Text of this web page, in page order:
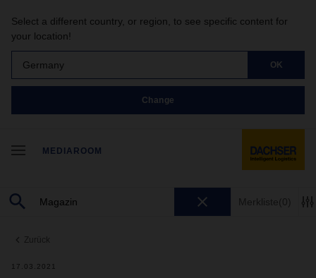
Select a different country, or region, to see specific content for
your location!
Germany OK
Change
MEDIAROOM
Merkliste(0)
Zurück
17.03.2021